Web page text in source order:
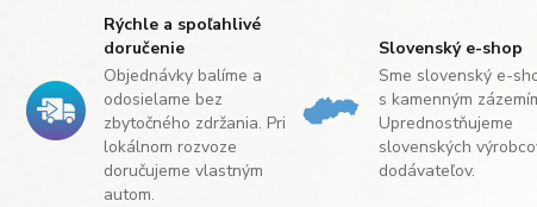
Rýchle a spoľahlivé
doručenie
Objednávky balíme a
odosielame bez
zbytočného zdržania. Pri
lokálnom rozvoze
doručujeme vlastným
autom.
Slovenský e-shop
Sme slovenský e-
s kamenným
Uprednostňujeme
slovenských
dodávateľov.